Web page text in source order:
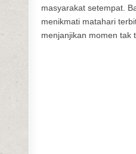
masyarakat setempat.
menikmati matahari
menjanjikan momen tak